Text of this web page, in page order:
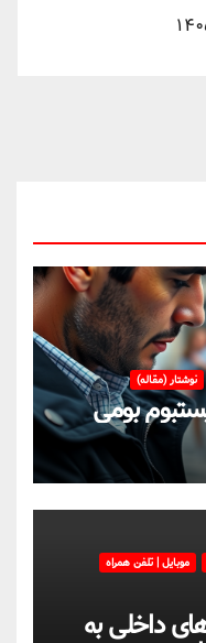
نوشتار (مقاله)
بومی
موبایل | تلفن همراه
داخلی به